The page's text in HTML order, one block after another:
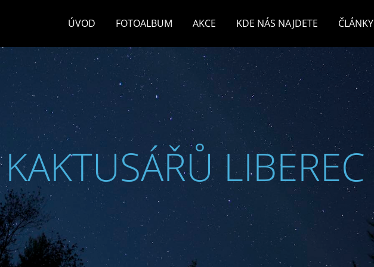
ÚVOD FOTOALBUM AKCE KDE NÁS NAJDETE ČLÁNKY
LIBEREC